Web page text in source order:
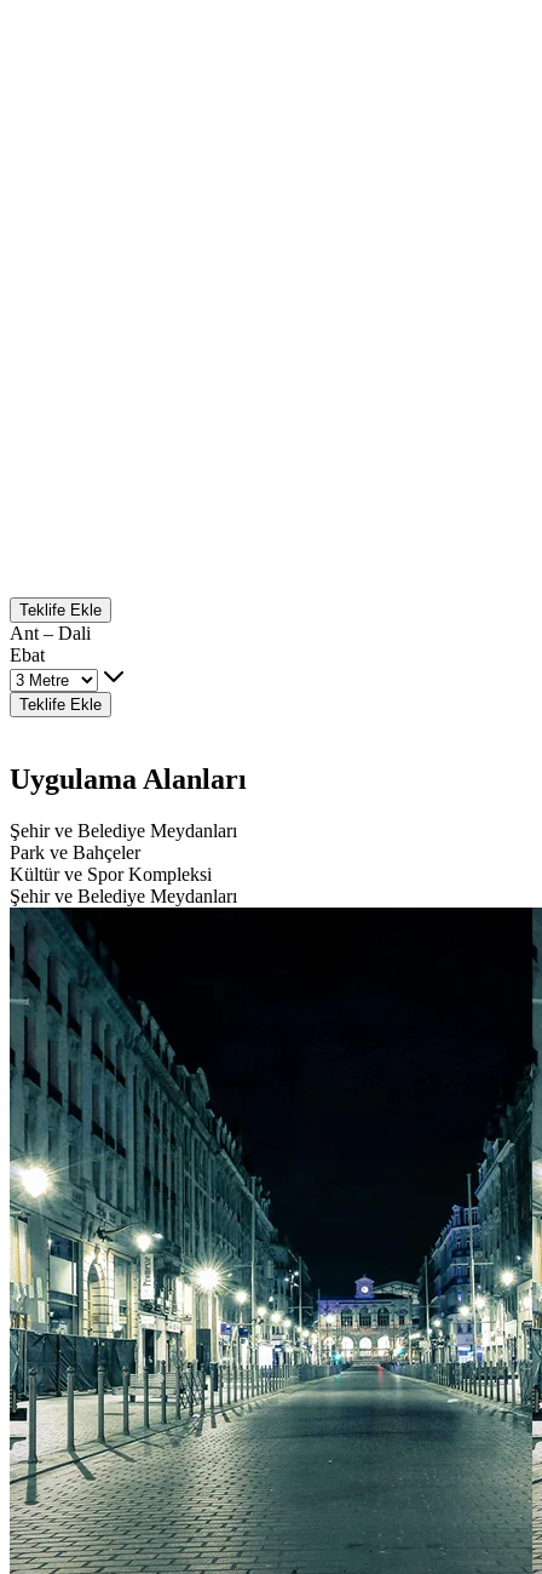
Teklife Ekle
Ant – Dali
Ebat
Teklife Ekle
Uygulama Alanları
Şehir ve Belediye Meydanları
Park ve Bahçeler
Kültür ve Spor Kompleksi
Şehir ve Belediye Meydanları